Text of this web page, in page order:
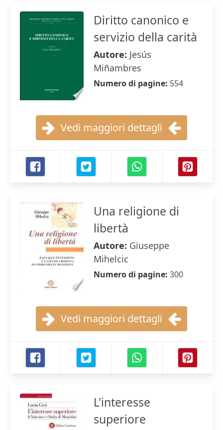
Diritto canonico e
servizio della carità
Autore: Jesús
Miñambres
Numero di pagine: 554
Vedi maggiori dettagli
Una religione di
libertà
Autore: Giuseppe
Mihelcic
Numero di pagine: 300
Vedi maggiori dettagli
L'interesse
superiore